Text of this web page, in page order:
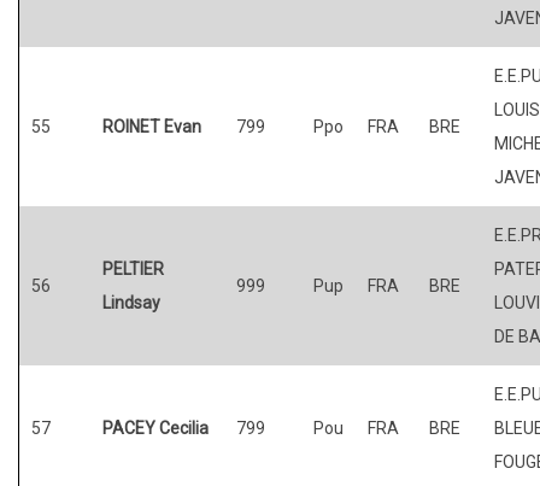
55 ROINET Evan 799 Ppo FRA BRE
56
PELTIER
Lindsay
999 Pup FRA BRE
DE
57 PACEY Cecilia 799 Pou FRA BRE